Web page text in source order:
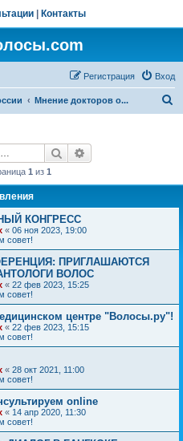
Контакты
Вход
Регистрация
Мнение докторов о...
Поиск
1 из 1
КОНГРЕСС
« 06 ноя 2023, 19:00
совет!
ПРИГЛАШАЮТСЯ
ВОЛОС
« 22 фев 2023, 15:25
совет!
центре "Волосы.ру"!
« 22 фев 2023, 15:15
совет!
« 28 окт 2021, 11:00
совет!
online
« 14 апр 2020, 11:30
совет!